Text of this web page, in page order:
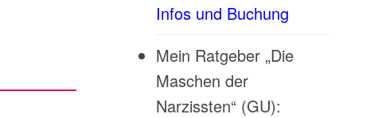
Infos und Buchung
Mein Ratgeber „Die
Maschen der
Narzissten“ (GU):